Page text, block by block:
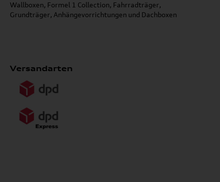
Wallboxen, Formel 1 Collection, Fahrradträger,
Grundträger, Anhängevorrichtungen und Dachboxen
Versandarten